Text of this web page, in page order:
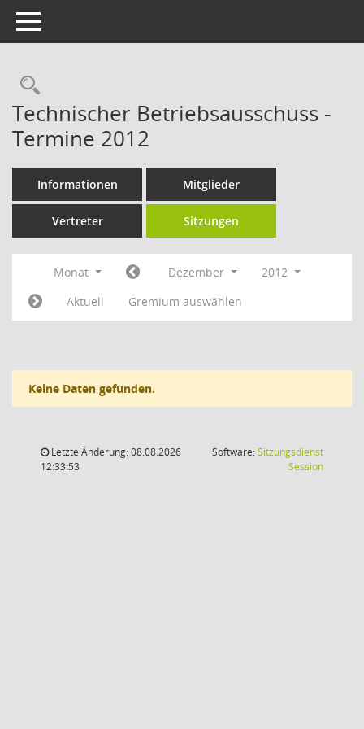
Toggle navigation
Rechercheauswahl
Technischer Betriebsausschuss -
Termine 2012
Informationen Mitglieder
Vertreter Sitzungen
Monat Dezember
2012
Aktuell
Gremium auswählen
Keine Daten gefunden.
Letzte Änderung: 08.08.2026
12:33:53
Software:Sitzungsdienst
Session(Wird in